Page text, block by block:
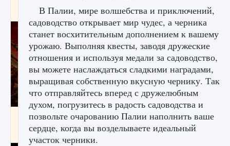
9 августа 2024 1 266 0 0
Как найти Гробницу Изгоев в Diablo 4
9 августа 2024 1 337 0 0
В Палии, мире волшебства и приключений,
садоводство открывает мир чудес, а черника
станет восхитительным дополнением к вашему
урожаю. Выполняя квесты, заводя дружеские
отношения и используя медали за садоводство,
вы можете наслаждаться сладкими наградами,
выращивая собственную вкусную чернику. Так
что отправляйтесь вперед с дружелюбным
духом, погрузитесь в радость садоводства и
позвольте очарованию Палии наполнить ваше
сердце, когда вы возделываете идеальный
участок черники.